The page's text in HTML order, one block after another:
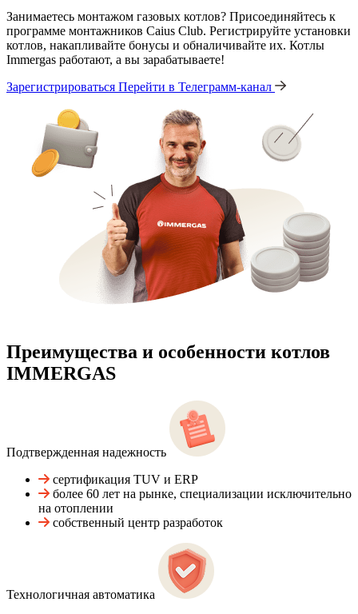
Занимаетесь монтажом газовых котлов? Присоединяйтесь к
программе монтажников Caius Club. Регистрируйте установки
котлов, накапливайте бонусы и обналичивайте их. Котлы
Immergas работают, а вы зарабатываете!
Зарегистрироваться Перейти в Телеграмм-канал
Преимущества и особенности котлов
IMMERGAS
Подтвержденная надежность
сертификация TUV и ERP
более 60 лет на рынке, специализации исключительно
на отоплении
собственный центр разработок
Технологичная автоматика